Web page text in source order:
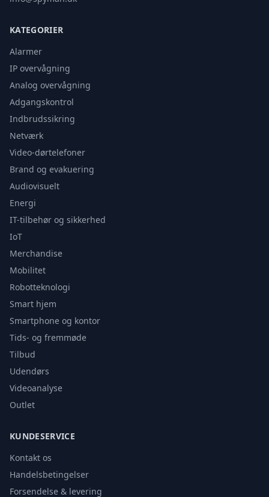
KATEGORIER
Alarmer
IP overvågning
Analog overvågning
Adgangskontrol
Indbrudssikring
Netværk
Video-dørtelefoner
Brand og evakuering
Audiovisuelt
Energi
IT-tilbehør og sikkerhed
IoT
Merchandise
Mobilitet
Robotteknologi
Smart hjem
Smartphone og kontor
Tids- og fremmøde
Tilbud
Udendørs
Videoanalyse
Outlet
KUNDESERVICE
Kontakt os
Handelsbetingelser
Forsendelse & levering